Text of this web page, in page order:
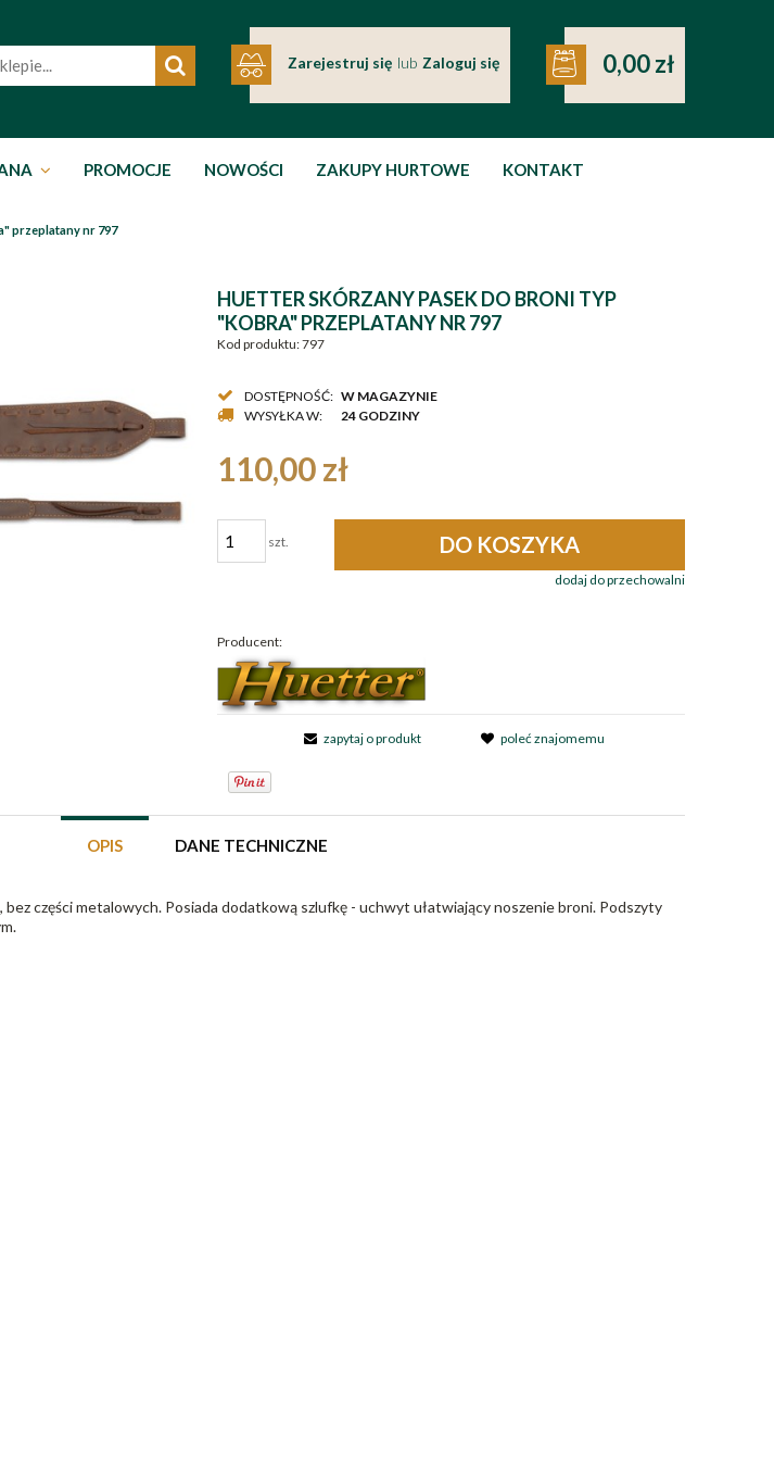
0,00 zł
Zarejestruj się lub Zaloguj się
PROMOCJE NOWOŚCI ZAKUPY HURTOWE KONTAKT
przeplatany nr 797
HUETTER SKÓRZANY PASEK DO BRONI TYP
"KOBRA" PRZEPLATANY NR 797
Kod produktu:797
DOSTĘPNOŚĆ: W MAGAZYNIE
WYSYŁKA W:
24 GODZINY
110,00 zł
szt. DO KOSZYKA
dodaj do przechowalni
Producent:
zapytaj o produkt poleć znajomemu
OPIS DANE TECHNICZNE
części metalowych. Posiada dodatkową szlufkę - uchwyt ułatwiający noszenie broni. Podszyty